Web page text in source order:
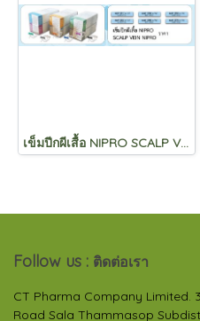
เข็มปีกผีเสื้อ NIPRO SCALP VEIN NIPRO
Follow us : ติดต่อเรา
CT Pharma Company Limited.
Road Sala Thammasop